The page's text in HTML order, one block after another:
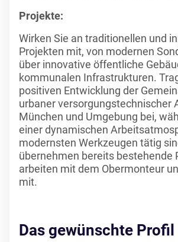
Projekte:
Wirken Sie an traditionellen und
Projekten mit, von modernen
über innovative öffentliche
kommunalen Infrastrukturen.
positiven Entwicklung der
urbaner versorgungstechnischer
München und Umgebung bei,
einer dynamischen
modernsten Werkzeugen tätig
übernehmen bereits bestehende
arbeiten mit dem Obermonteur
mit.
Das gewünschte Profil